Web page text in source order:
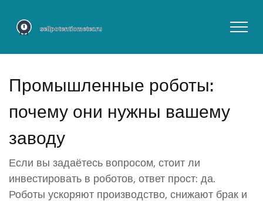
Промышленные роботы:
почему они нужны вашему
заводу
Если вы задаётесь вопросом, стоит ли
инвестировать в роботов, ответ прост: да.
Роботы ускоряют производство, снижают брак и